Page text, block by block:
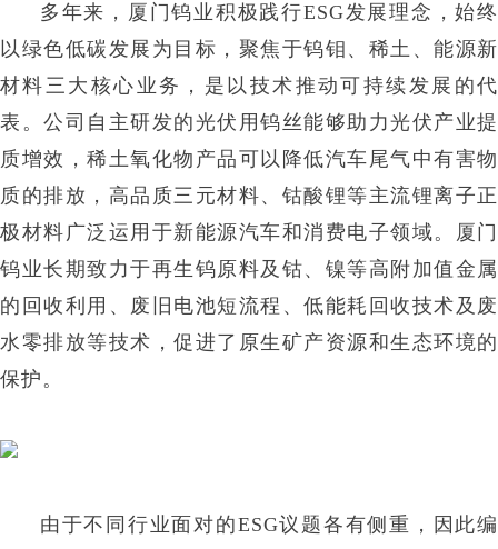
多年来，厦门钨业积极践行ESG发展理念，始终
以绿色低碳发展为目标，聚焦于钨钼、稀土、能源新
材料三大核心业务，是以技术推动可持续发展的代
表。公司自主研发的光伏用钨丝能够助力光伏产业提
质增效，稀土氧化物产品可以降低汽车尾气中有害物
质的排放，高品质三元材料、钴酸锂等主流锂离子正
极材料广泛运用于新能源汽车和消费电子领域。厦门
钨业长期致力于再生钨原料及钴、镍等高附加值金属
的回收利用、废旧电池短流程、低能耗回收技术及废
水零排放等技术，促进了原生矿产资源和生态环境的
保护。
由于不同行业面对的ESG议题各有侧重，因此编